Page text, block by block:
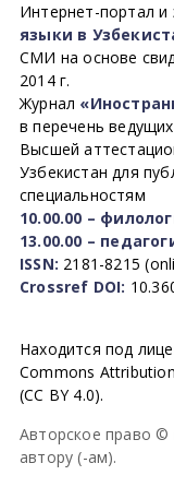
Интернет-портал и
языки в
СМИ на основе
2014 г.
Журнал
в перечень
Высшей
Узбекистан для
специальностям
10.00.00 –
13.00.00 –
ISSN: 2181-8215
Crossref DOI:
Находится под
Commons
(CC BY 4.0).
Авторское право ©
автору (-ам).